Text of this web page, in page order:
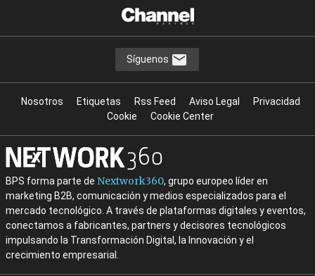
Síguenos
Nosotros Etiquetas Rss Feed Aviso Legal
Privacidad
Cookie
Cookie Center
BPS forma parte de Nextwork360, grupo europeo líder en
marketing B2B, comunicación y medios especializados para el
mercado tecnológico. A través de plataformas digitales y eventos,
conectamos a fabricantes, partners y decisores tecnológicos
impulsando la Transformación Digital, la Innovación y el
crecimiento empresarial.